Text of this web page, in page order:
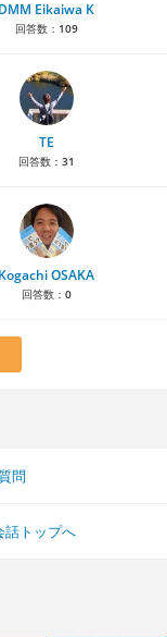
DMM Eikaiwa K
回答数： 109
TE
回答数： 31
Kogachi OSAKA
回答数： 0
問
話トップへ